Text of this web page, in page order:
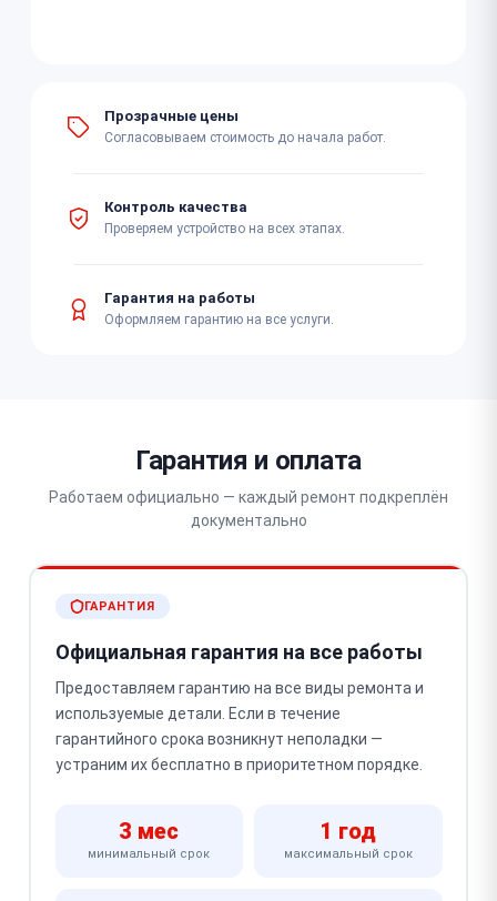
Прозрачные цены
Согласовываем стоимость до начала работ.
Контроль качества
Проверяем устройство на всех этапах.
Гарантия на работы
Оформляем гарантию на все услуги.
Гарантия и оплата
Работаем официально — каждый ремонт подкреплён
документально
ГАРАНТИЯ
Официальная гарантия на все работы
Предоставляем гарантию на все виды ремонта и
используемые детали. Если в течение
гарантийного срока возникнут неполадки —
устраним их бесплатно в приоритетном порядке.
3 мес
минимальный срок
1 год
максимальный срок